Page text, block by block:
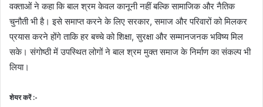
वक्ताओं ने कहा कि बाल श्रम केवल कानूनी नहीं बल्कि सामाजिक और नैतिक
चुनौती भी है। इसे समाप्त करने के लिए सरकार, समाज और परिवारों को मिलकर
प्रयास करने होंगे ताकि हर बच्चे को शिक्षा, सुरक्षा और सम्मानजनक भविष्य मिल
सके। संगोष्ठी में उपस्थित लोगों ने बाल श्रम मुक्त समाज के निर्माण का संकल्प भी
लिया।
शेयर करें :-